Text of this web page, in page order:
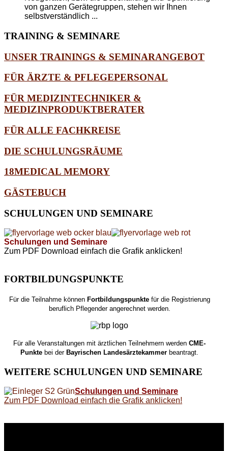
von ganzen Gerätegruppen, stehen wir Ihnen
selbstverständlich ...
TRAINING & SEMINARE
UNSER TRAININGS & SEMINARANGEBOT
FÜR ÄRZTE & PFLEGEPERSONAL
FÜR MEDIZINTECHNIKER &
MEDIZINPRODUKTBERATER
FÜR ALLE FACHKREISE
DIE SCHULUNGSRÄUME
18MEDICAL MEMORY
GÄSTEBUCH
SCHULUNGEN UND SEMINARE
Schulungen und Seminare
Zum PDF Download einfach die Grafik anklicken!
FORTBILDUNGSPUNKTE
Für die Teilnahme könnenFortbildungspunktefür die Registrierung
beruflich Pflegender angerechnet werden.
Für alle Veranstaltungen mit ärztlichen Teilnehmern werdenCME-
Punkte bei derBayrischen Landesärztekammer beantragt.
WEITERE SCHULUNGEN UND SEMINARE
Schulungen und Seminare
Zum PDF Download einfach die Grafik anklicken!